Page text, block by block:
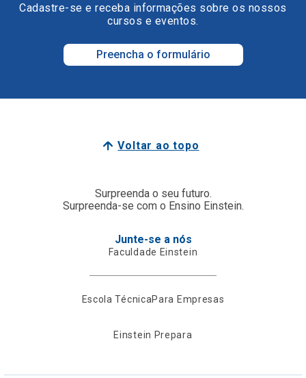
Cadastre-se e receba informações sobre os nossos
cursos e eventos.
Preencha o formulário
Voltar ao topo
Surpreenda o seu futuro.
Surpreenda-se com o Ensino Einstein.
Junte-se a nós
Faculdade Einstein
Escola TécnicaPara Empresas
Einstein Prepara